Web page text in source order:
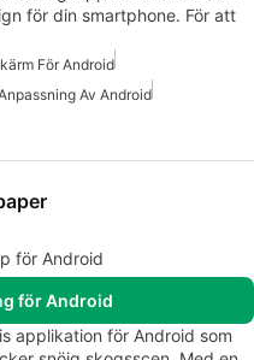
för din smartphone. För att
För Android
Av Android
för Android
för Android
applikation för Android som